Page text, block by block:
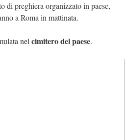
di preghiera organizzato in paese,
a Roma in mattinata.
nel cimitero del paese.